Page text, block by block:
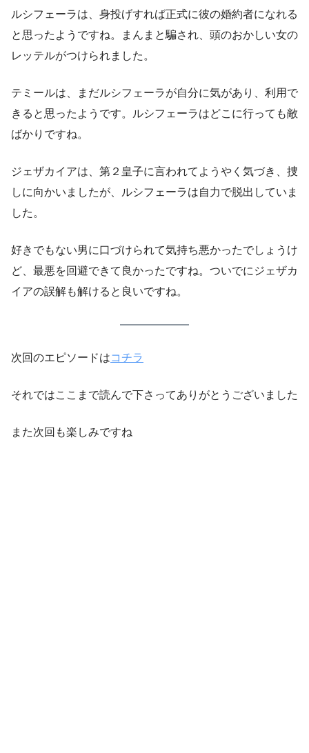
ルシフェーラは、身投げすれば正式に彼の婚約者になれる
と思ったようですね。まんまと騙され、頭のおかしい女の
レッテルがつけられました。
テミールは、まだルシフェーラが自分に気があり、利用で
きると思ったようです。ルシフェーラはどこに行っても敵
ばかりですね。
ジェザカイアは、第２皇子に言われてようやく気づき、捜
しに向かいましたが、ルシフェーラは自力で脱出していま
した。
好きでもない男に口づけられて気持ち悪かったでしょうけ
ど、最悪を回避できて良かったですね。ついでにジェザカ
イアの誤解も解けると良いですね。
次回のエピソードはコチラ
それではここまで読んで下さってありがとうございました
また次回も楽しみですね